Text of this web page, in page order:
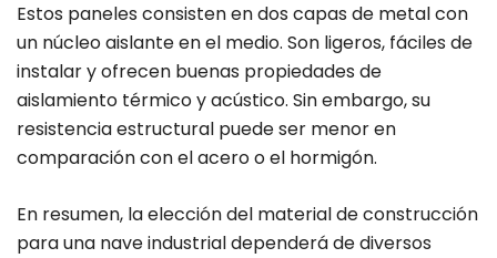
Estos paneles consisten en dos capas de metal con
un núcleo aislante en el medio. Son ligeros, fáciles de
instalar y ofrecen buenas propiedades de
aislamiento térmico y acústico. Sin embargo, su
resistencia estructural puede ser menor en
comparación con el acero o el hormigón.
En resumen, la elección del material de construcción
para una nave industrial dependerá de diversos